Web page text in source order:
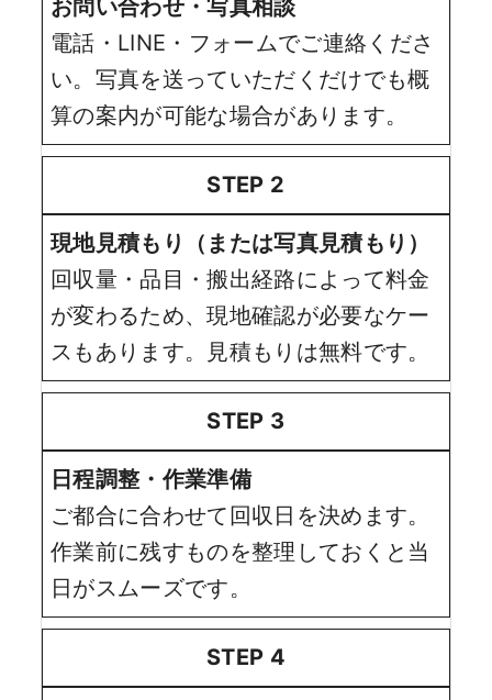
お問い合わせ・写真相談
電話・LINE・フォームでご連絡くださ
い。写真を送っていただくだけでも概
算の案内が可能な場合があります。
STEP 2
現地見積もり（または写真見積もり）
回収量・品目・搬出経路によって料金
が変わるため、現地確認が必要なケー
スもあります。見積もりは無料です。
STEP 3
日程調整・作業準備
ご都合に合わせて回収日を決めます。
作業前に残すものを整理しておくと当
日がスムーズです。
STEP 4